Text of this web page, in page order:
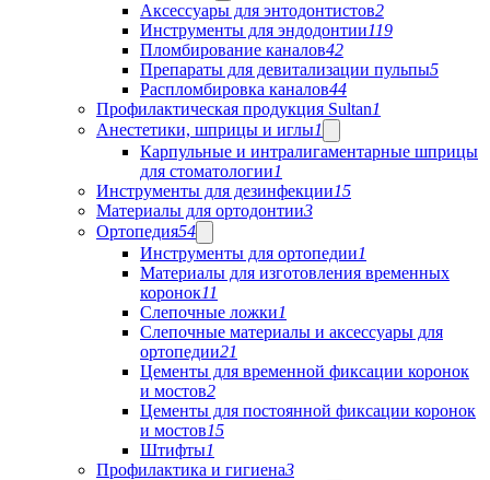
Аксессуары для энтодонтистов2
Инструменты для эндодонтии119
Пломбирование каналов42
Препараты для девитализации пульпы5
Распломбировка каналов44
Профилактическая продукция Sultan1
Анестетики, шприцы и иглы1
Карпульные и интралигаментарные шприцы
для стоматологии1
Инструменты для дезинфекции15
Материалы для ортодонтии3
Ортопедия54
Инструменты для ортопедии1
Материалы для изготовления временных
коронок11
Слепочные ложки1
Слепочные материалы и аксессуары для
ортопедии21
Цементы для временной фиксации коронок
и мостов2
Цементы для постоянной фиксации коронок
и мостов15
Штифты1
Профилактика и гигиена3